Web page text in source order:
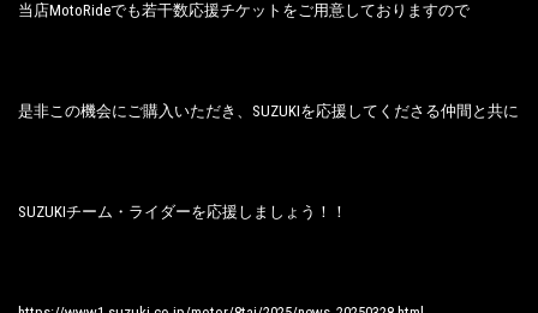
当店MotoRideでも若干数応援チケットをご用意しておりますので
是非この機会にご購入いただき、SUZUKIを応援してくださる仲間と共に
SUZUKIチーム・ライダーを応援しましょう！！